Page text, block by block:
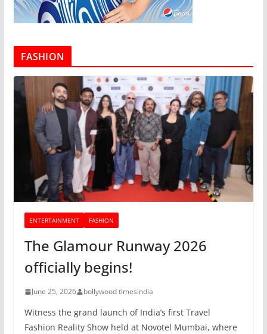
FASHION
ENTERTAINMENT FASHION
The Glamour Runway 2026
officially begins!
June 25, 2026 bollywood timesindia
Witness the grand launch of India’s first Travel
Fashion Reality Show held at Novotel Mumbai, where